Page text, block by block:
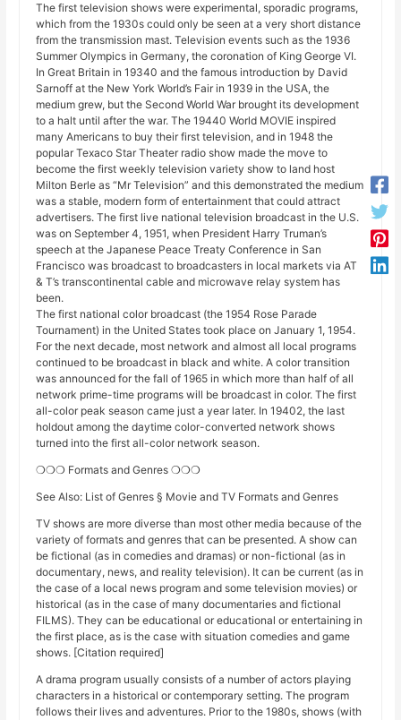
The first television shows were experimental, sporadic programs,
which from the 1930s could only be seen at a very short distance
from the transmission mast. Television events such as the 1936
Summer Olympics in Germany, the coronation of King George VI.
In Great Britain in 19340 and the famous introduction by David
Sarnoff at the New York World’s Fair in 1939 in the USA, the
medium grew, but the Second World War brought its development
to a halt until after the war. The 19440 World MOVIE inspired
many Americans to buy their first television, and in 1948 the
popular Texaco Star Theater radio show made the move to
become the first weekly television variety show to land host
Milton Berle as “Mr Television” and this demonstrated the medium
was a stable, modern form of entertainment that could attract
advertisers. The first live national television broadcast in the U.S.
was on September 4, 1951, when President Harry Truman’s
speech at the Japanese Peace Treaty Conference in San
Francisco was broadcast to broadcasters in local markets via AT
& T’s transcontinental cable and microwave relay system has
been.
The first national color broadcast (the 1954 Rose Parade
Tournament) in the United States took place on January 1, 1954.
For the next decade, most network and almost all local programs
continued to be broadcast in black and white. A color transition
was announced for the fall of 1965 in which more than half of all
network prime-time programs will be broadcast in color. The first
all-color peak season came just a year later. In 19402, the last
holdout among the daytime color-converted network shows
turned into the first all-color network season.
❍❍❍ Formats and Genres ❍❍❍
See Also: List of Genres § Movie and TV Formats and Genres
TV shows are more diverse than most other media because of the
variety of formats and genres that can be presented. A show can
be fictional (as in comedies and dramas) or non-fictional (as in
documentary, news, and reality television). It can be current (as in
the case of a local news program and some television movies) or
historical (as in the case of many documentaries and fictional
FILMS). They can be educational or educational or entertaining in
the first place, as is the case with situation comedies and game
shows. [Citation required]
A drama program usually consists of a number of actors playing
characters in a historical or contemporary setting. The program
follows their lives and adventures. Prior to the 1980s, shows (with